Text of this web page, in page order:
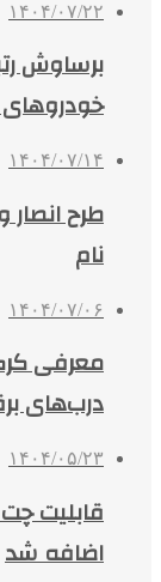
۱۴۰۴/۰۷/۲۲
برساوش
۱۴۰۴/۰۷/۱۴
نام
۱۴۰۴/۰۷/۰۶
درب‌های
۱۴۰۴/۰۵/۲۳
قابلیت
اضافه شد